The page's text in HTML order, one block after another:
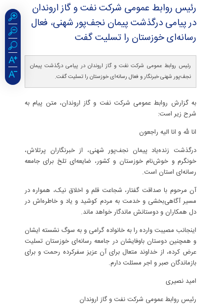
رئیس روابط عمومی شركت نفت و گاز اروندان
در پیامی درگذشت پیمان نجف‌پور شهنی، فعال
رسانه‌ای خوزستان را تسلیت گفت
رئیس روابط عمومی شرکت نفت و گاز اروندان در پیامی درگذشت پیمان
نجف‌پور شهنی خبرنگار و فعال رسانه‌ای خوزستان را تسلیت گفت.
به گزارش روابط عمومی شرکت نفت و گاز اروندان، متن پیام به
شرح زیر است:
انا لله و انا الیه راجعون
درگذشت زنده‌یاد پیمان نجف‌پور شهنی، از خبرنگاران پرتلاش،
خونگرم و خوش‌نام خوزستان و کشور، ضایعه‌ای تلخ برای جامعه
رسانه‌ای استان است.
آن مرحوم با صداقت گفتار، شجاعت قلم و اخلاق نیک، همواره در
مسیر آگاهی‌بخشی و خدمت به مردم کوشید و یاد و خاطره‌اش در
دل همکاران و دوستانش ماندگار خواهد ماند.
اینجانب مصیبت وارده را به خانواده گرامی و به سوگ نشسته ایشان
و همچنین دوستان باوفایشان در جامعه رسانه‌ای خوزستان تسلیت
عرض کرده، از خداوند متعال برای آن عزیز سفرکرده رحمت و برای
بازماندگان صبر و اجر مسئلت دارم.
امید نصیری
رئیس روابط عمومی شرکت نفت و گاز اروندان